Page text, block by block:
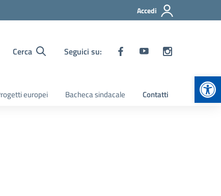
Accedi
Cerca Seguici su:
europei Bacheca sindacale Contatti